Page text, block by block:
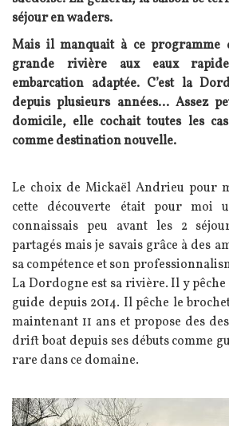
séjour en waders.
Mais il manquait à ce programme
grande rivière aux eaux
embarcation adaptée. C’est la
depuis plusieurs années... Assez
domicile, elle cochait toutes les
comme destination nouvelle.
Texte
Le choix de Mickaël Andrieu pour
cette découverte était pour moi
connaissais peu avant les 2
partagés mais je savais grâce à des
sa compétence et son
La Dordogne est sa rivière. Il y pêche
guide depuis 2014. Il pêche le
maintenant 11 ans et propose des
drift boat depuis ses débuts comme
rare dans ce domaine.
Image